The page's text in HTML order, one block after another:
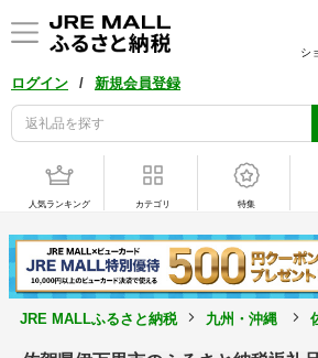
ログイン / 新規会員登録
シ
人気ランキング カテゴリ 特集
JRE MALLふるさと納税 九州・沖縄